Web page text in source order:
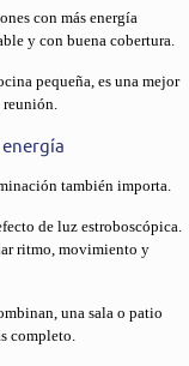
con más energía
y con buena cobertura.
pequeña, es una mejor
reunión.
energía
también importa.
de luz estroboscópica.
ritmo, movimiento y
una sala o patio
completo.